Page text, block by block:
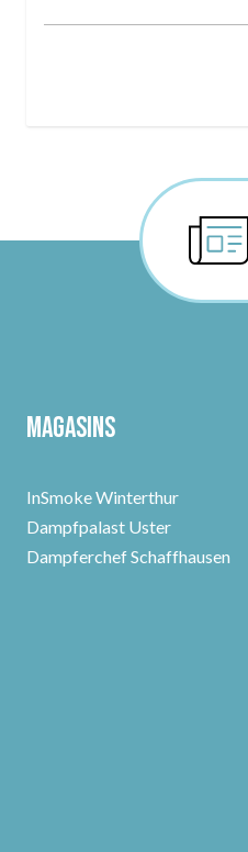
Magasins
InSmoke Winterthur
Dampfpalast Uster
Dampferchef Schaffhausen